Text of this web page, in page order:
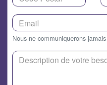
Nous ne communiquerons